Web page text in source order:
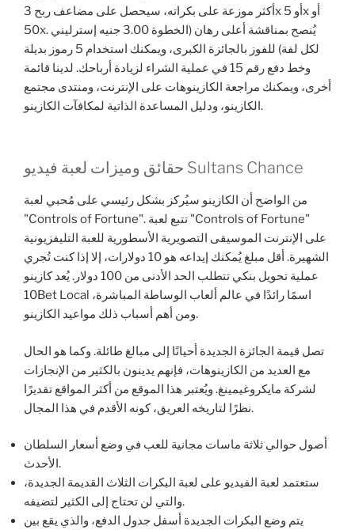
أكثر موزعة على بكراته، سيحصل على مضاعف ربح 3x أو 5x أو
50x. يُنصح بمناقشة أعلى رهان (الخطوة 3.00 جنيه إسترليني
لكل لفة) للفوز بالجائزة الكبرى، ويمكنك استخدام 5 رموز بديلة
وخط دفع رقم 15 في عملية الشراء لزيادة أرباحك. لدينا قائمة
أخرى، ويمكنك مراجعة الكازينوهات على الإنترنت، ومنتدى مجتمع
الكازينو، ودليل المساعدة الذاتية لمكافآت الكازينو.
حقائق وميزات لعبة فيديو Sultans Chance
من الواضح أن الكازينو سيُركز بشكل رئيسي على مُحبي لعبة
"Controls of Fortune". تتبع لعبة "Controls of Fortune"
على الإنترنت الموسيقى التصويرية الأسطورية للعبة التليفزيونية
الشهيرة. أقل مبلغ يُمكنك إيداعه هو 10 دولارات، إلا إذا كنت تُجري
عملية تحويل بنكي تتطلب الحد الأدنى من 100 دولار. يُعد كازينو
10Bet Local اسمًا رائدًا في عالم ألعاب الوساطة المباشرة،
ومن أهم أسباب ذلك مواعيد الكازينو.
تصل قيمة الجائزة الجديدة أحيانًا إلى مبالغ طائلة. وكما هو الحال
مع العديد من الكازينوهات، فإنهم يدينون بالكثير من الإنجازات
لشركة مايكروغيمينغ. ويُعتبر هذا الموقع من أكثر المواقع تقديرًا
نظرًا لتاريخه العريق، كونه الأقدم في هذا المجال.
أصول حوالي ثلاثة ماسات مجانية للعب في وضع أسعار السلطان
الأحدث.
ستعتمد لعبة الفيديو على لعبة البكرات الثلاث القديمة الجديدة،
والتي لن تحتاج إلى الكثير لتضيفه.
يتم وضع البكرات الجديدة أسفل جدول الدفع، والذي يقع بين